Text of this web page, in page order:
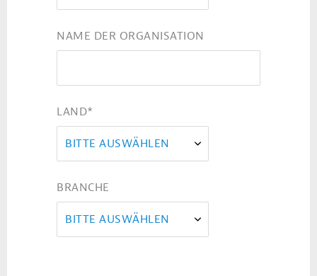
NAME DER ORGANISATION
LAND*
BITTE AUSWÄHLEN
BRANCHE
BITTE AUSWÄHLEN